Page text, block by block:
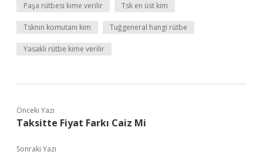
Paşa rütbesi kime verilir Tsk en üst kim
Tsknın komutanı kim Tuğgeneral hangi rütbe
Yasaklı rütbe kime verilir
Önceki Yazı
Taksitte Fiyat Farkı Caiz Mi
Sonraki Yazı